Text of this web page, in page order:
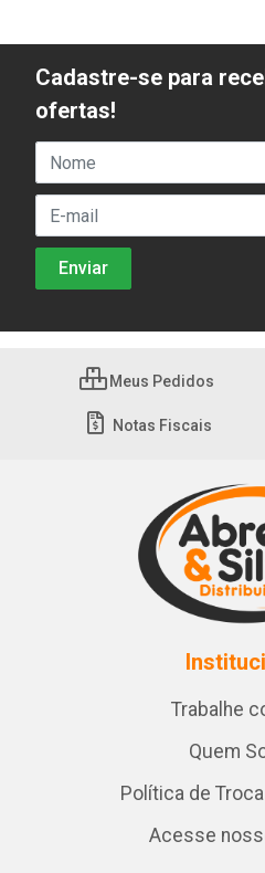
Cadastre-se para
ofertas!
Meus Pedidos
Notas Fiscais
Trabalhe
Quem
Política de
Acesse